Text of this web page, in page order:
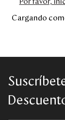
Cargando